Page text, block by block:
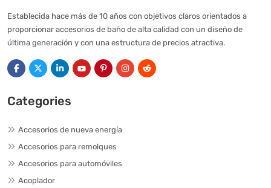
Establecida hace más de 10 años con objetivos claros orientados a
proporcionar accesorios de baño de alta calidad con un diseño de
última generación y con una estructura de precios atractiva.
Categories
Accesorios de nueva energía
Accesorios para remolques
Accesorios para automóviles
Acoplador